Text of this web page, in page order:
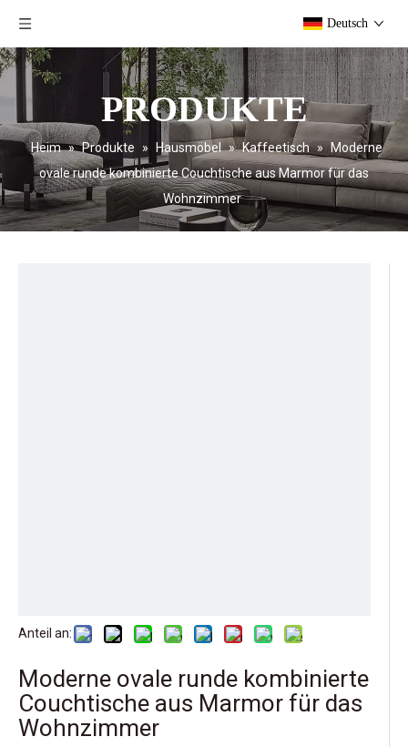
Deutsch
PRODUKTE
Heim » Produkte » Hausmöbel » Kaffeetisch » Moderne
ovale runde kombinierte Couchtische aus Marmor für das
Wohnzimmer
Anteil an:
Moderne ovale runde kombinierte
Couchtische aus Marmor für das
Wohnzimmer